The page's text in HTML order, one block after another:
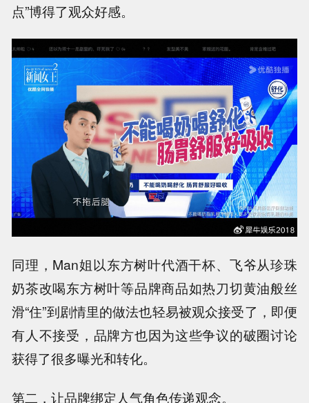
点”博得了观众好感。
同理，Man姐以东方树叶代酒干杯、飞爷从珍珠
奶茶改喝东方树叶等品牌商品如热刀切黄油般丝
滑“住”到剧情里的做法也轻易被观众接受了，即便
有人不接受，品牌方也因为这些争议的破圈讨论
获得了很多曝光和转化。
第二，让品牌绑定人气角色传递观念。